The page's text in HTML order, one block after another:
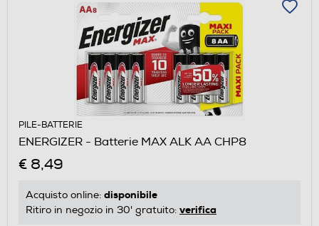
PILE-BATTERIE
ENERGIZER - Batterie MAX ALK AA CHP8
€ 8,49
Acquisto online: disponibile
Ritiro in negozio in 30' gratuito: verifica